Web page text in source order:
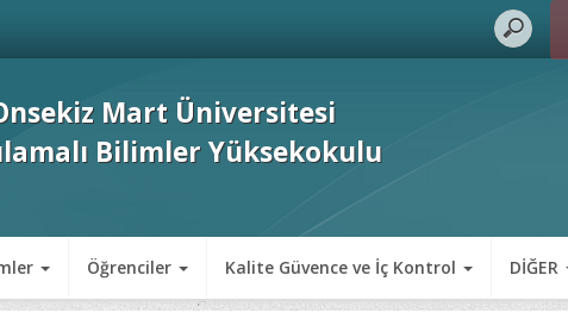
Mart Üniversitesi
Bilimler Yüksekokulu
Öğrenciler Kalite Güvence ve İç Kontrol DİĞER